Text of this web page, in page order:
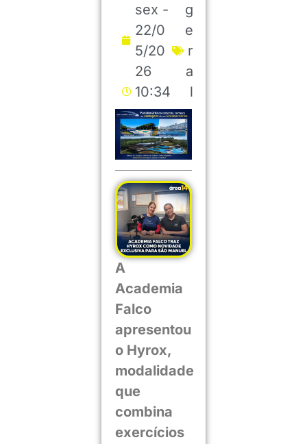
sex -
22/0
5/20
26
10:34
g
e
r
a
l
A
Academia
Falco
apresentou
o Hyrox,
modalidade
que
combina
exercícios